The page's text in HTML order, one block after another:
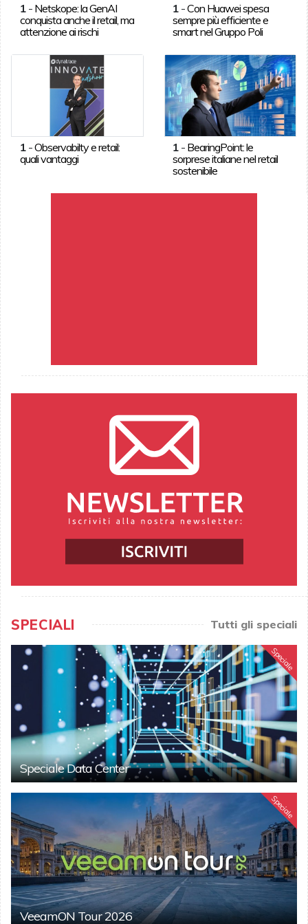
1- Netskope: la GenAI
conquista anche il retail, ma
attenzione ai rischi
1 -Con Huawei spesa
sempre più efficiente e
smart nel Gruppo Poli
1-Observabilty e retail:
quali vantaggi
1 - BearingPoint: le
sorprese italiane nel retail
sostenibile
SPECIALI Tutti gli speciali
Speciale
Speciale Data Center
Speciale
VeeamON Tour 2026